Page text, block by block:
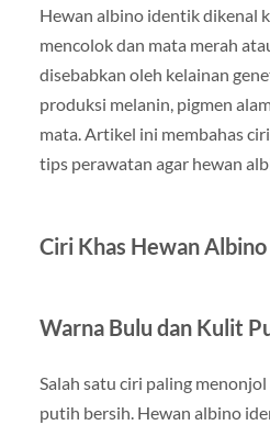
Hewan albino identik dikenal
mencolok dan mata merah
disebabkan oleh kelainan
produksi melanin, pigmen
mata. Artikel ini membahas
tips perawatan agar hewan
Ciri Khas Hewan
Warna Bulu dan Kulit
Salah satu ciri paling
putih bersih. Hewan albino